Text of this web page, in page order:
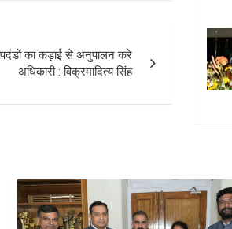
का कड़ाई से अनुपालन करे
अधिकारी : विक्रमादित्य सिंह